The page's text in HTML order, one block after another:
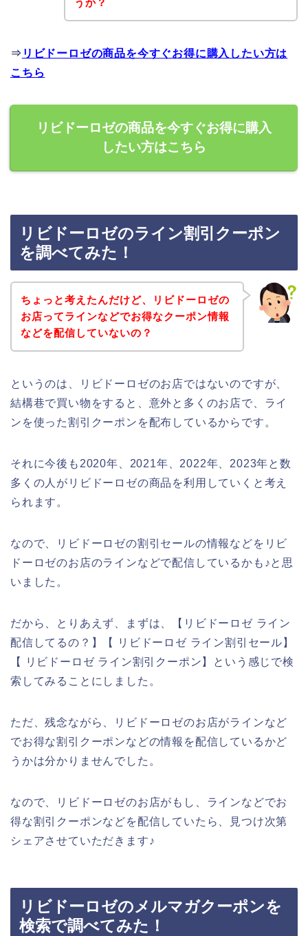
うか？
⇒ リビドーロゼの商品を今すぐお得に購入したい方は
こちら
リビドーロゼの商品を今すぐお得に購入
したい方はこちら
リビドーロゼのライン割引クーポン
を調べてみた！
ちょっと考えたんだけど、リビドーロゼの
お店ってラインなどでお得なクーポン情報
などを配信していないの？
というのは、リビドーロゼのお店ではないのですが、
結構巷で買い物をすると、意外と多くのお店で、ライ
ンを使った割引クーポンを配布しているからです。
それに今後も2020年、2021年、2022年、2023年と数
多くの人がリビドーロゼの商品を利用していくと考え
られます。
なので、リビドーロゼの割引セールの情報などをリビ
ドーロゼのお店のラインなどで配信しているかも♪と思
いました。
だから、とりあえず、まずは、【リビドーロゼ ライン
配信してるの？】【 リビドーロゼ ライン割引セール】
【 リビドーロゼ ライン割引クーポン】という感じで検
索してみることにしました。
ただ、残念ながら、リビドーロゼのお店がラインなど
でお得な割引クーポンなどの情報を配信しているかど
うかは分かりませんでした。
なので、リビドーロゼのお店がもし、ラインなどでお
得な割引クーポンなどを配信していたら、見つけ次第
シェアさせていただきます♪
リビドーロゼのメルマガクーポンを
検索で調べてみた！